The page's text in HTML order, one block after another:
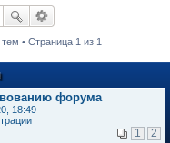
тем • Страница 1 из 1
форума
18:49
1 2